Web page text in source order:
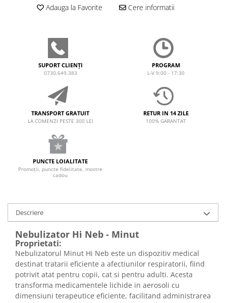
Adauga la Favorite Cere informatii
SUPORT CLIENȚI
0730.649.383
PROGRAM
L-V 9:00 - 17:30
TRANSPORT GRATUIT
LA COMENZI PESTE 300 LEI
RETUR IN 14 ZILE
100% GARANTAT
PUNCTE LOIALITATE
Promoții, puncte fidelitate, mostre
cadou
Descriere
Nebulizator Hi Neb - Minut
Proprietati:
Nebulizatorul Minut Hi Neb este un dispozitiv medical
destinat tratarii eficiente a afectiunilor respiratorii, fiind
potrivit atat pentru copii, cat si pentru adulti. Acesta
transforma medicamentele lichide in aerosoli cu
dimensiuni terapeutice eficiente, facilitand administrarea